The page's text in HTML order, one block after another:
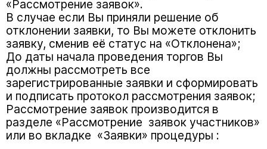
«Рассмотрение заявок».
В случае если Вы приняли решение об
отклонении заявки, то Вы можете отклонить
заявку, сменив её статус на «Отклонена»;
До даты начала проведения торгов Вы
должны рассмотреть все
зарегистрированные заявки и сформировать
и подписать протокол рассмотрения заявок;
Рассмотрение заявок производится в
разделе «Рассмотрение заявок участников»
или во вкладке «Заявки» процедуры :